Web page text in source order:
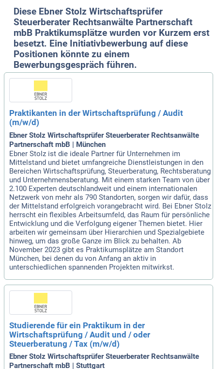
Diese Ebner Stolz Wirtschaftsprüfer
Steuerberater Rechtsanwälte Partnerschaft
mbB Praktikumsplätze wurden vor Kurzem erst
besetzt. Eine Initiativbewerbung auf diese
Positionen könnte zu einem
Bewerbungsgespräch führen.
Praktikanten in der Wirtschaftsprüfung / Audit
(m/w/d)
Ebner Stolz Wirtschaftsprüfer Steuerberater Rechtsanwälte
Partnerschaft mbB | München
Ebner Stolz ist die ideale Partner für Unternehmen im
Mittelstand und bietet umfangreiche Dienstleistungen in den
Bereichen Wirtschaftsprüfung, Steuerberatung, Rechtsberatung
und Unternehmensberatung. Mit einem starken Team von über
2.100 Experten deutschlandweit und einem internationalen
Netzwerk von mehr als 790 Standorten, sorgen wir dafür, dass
der Mittelstand erfolgreich vorangebracht wird. Bei Ebner Stolz
herrscht ein flexibles Arbeitsumfeld, das Raum für persönliche
Entwicklung und die Verfolgung eigener Themen bietet. Hier
arbeiten wir gemeinsam über Hierarchien und Spezialgebiete
hinweg, um das große Ganze im Blick zu behalten. Ab
November 2023 gibt es Praktikumsplätze am Standort
München, bei denen du von Anfang an aktiv in
unterschiedlichen spannenden Projekten mitwirkst.
Studierende für ein Praktikum in der
Wirtschaftsprüfung / Audit und / oder
Steuerberatung / Tax (m/w/d)
Ebner Stolz Wirtschaftsprüfer Steuerberater Rechtsanwälte
Partnerschaft mbB | Stuttgart